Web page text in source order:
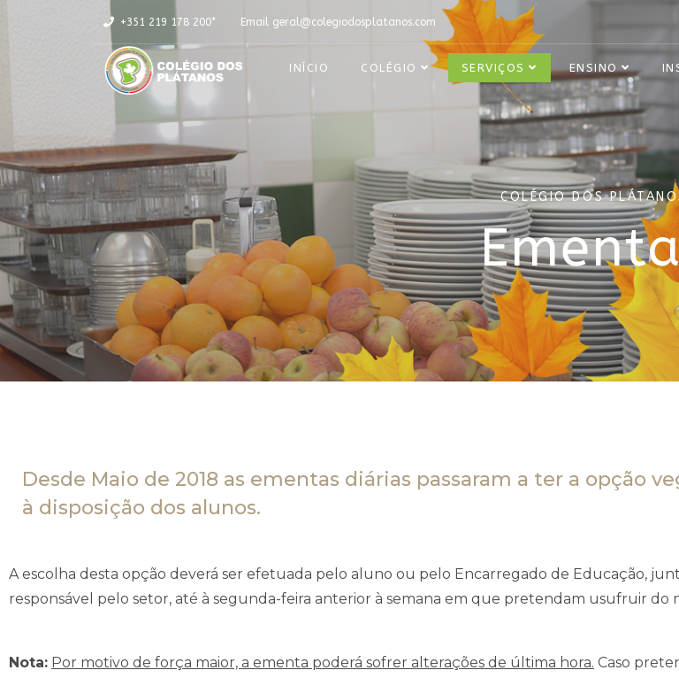
+351 219 178 200* Email geral@colegiodosplatanos.com
INÍCIO COLÉGIO SERVIÇOS ENSINO
COLÉGIO DOS
Desde Maio de 2018 as ementas diárias passaram a ter a opção
à disposição dos alunos.
A escolha desta opção deverá ser efetuada pelo aluno ou pelo Encarregado de Educação,
responsável pelo setor, até à segunda-feira anterior à semana em que pretendam usufruir do
Nota: Por motivo de força maior, a ementa poderá sofrer alterações de última hora. Caso